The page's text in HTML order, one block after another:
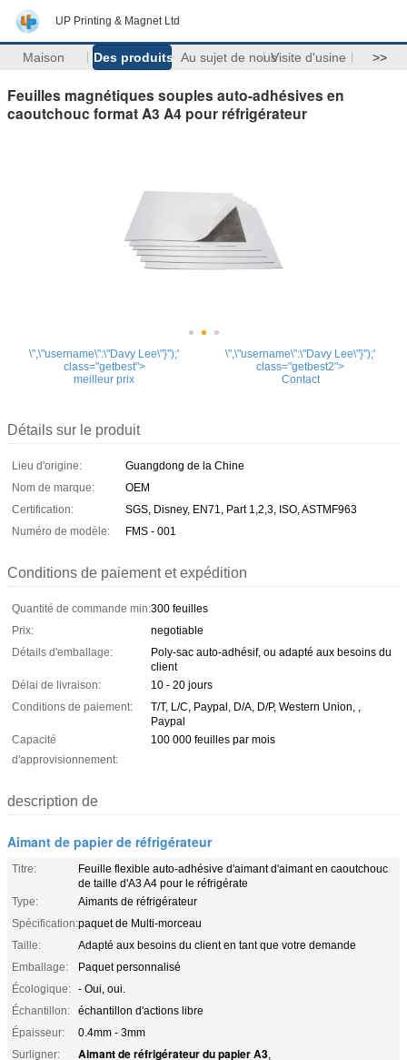
UP Printing & Magnet Ltd
Maison Des produits Au sujet de nousVisite d'usine >>
Feuilles magnétiques souples auto-adhésives en
caoutchouc format A3 A4 pour réfrigérateur
\",\"username\":\"Davy Lee\"}");'
class="getbest">
meilleur prix
\",\"username\":\"Davy Lee\"}");'
class="getbest2">
Contact
Détails sur le produit
Lieu d'origine:
Guangdong de la Chine
Nom de marque:
OEM
Certification:
SGS, Disney, EN71, Part 1,2,3, ISO, ASTMF963
Numéro de modèle:
FMS - 001
Conditions de paiement et expédition
Quantité de commande min:300 feuilles
Prix:
negotiable
Détails d'emballage:
Poly-sac auto-adhésif, ou adapté aux besoins du
client
Délai de livraison:
10 - 20 jours
Conditions de paiement:
T/T, L/C, Paypal, D/A, D/P, Western Union, ,
Paypal
Capacité
d'approvisionnement:
100 000 feuilles par mois
description de
Aimant de papier de réfrigérateur
Titre:
Feuille flexible auto-adhésive d'aimant d'aimant en caoutchouc
de taille d'A3 A4 pour le réfrigérate
Type:
Aimants de réfrigérateur
Spécification:paquet de Multi-morceau
Taille:
Adapté aux besoins du client en tant que votre demande
Emballage:
Paquet personnalisé
Écologique: - Oui, oui.
Échantillon:
échantillon d'actions libre
Épaisseur:
0.4mm - 3mm
Surligner:
Aimant de réfrigérateur du papier A3,